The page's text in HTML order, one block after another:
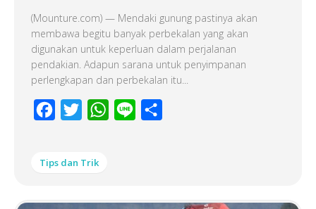
(Mounture.com) — Mendaki gunung pastinya akan
membawa begitu banyak perbekalan yang akan
digunakan untuk keperluan dalam perjalanan
pendakian. Adapun sarana untuk penyimpanan
perlengkapan dan perbekalan itu...
Facebook
Twitter WhatsApp
Line
Tips dan Trik